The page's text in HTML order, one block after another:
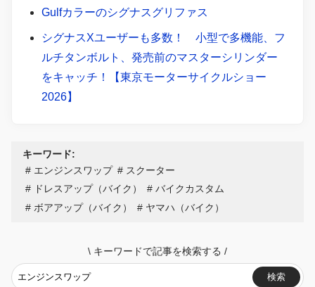
Gulfカラーのシグナスグリファス
シグナスXユーザーも多数！ 小型で多機能、フ
ルチタンボルト、発売前のマスターシリンダー
をキャッチ！【東京モーターサイクルショー
2026】
キーワード:
エンジンスワップ
スクーター
ドレスアップ（バイク）
バイクカスタム
ボアアップ（バイク）
ヤマハ（バイク）
\ キーワードで記事を検索する /
検索